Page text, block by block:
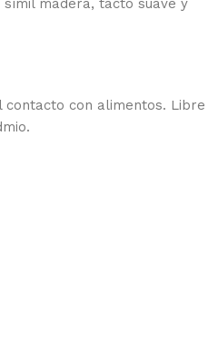
símil madera, tacto suave y
contacto con alimentos. Libre